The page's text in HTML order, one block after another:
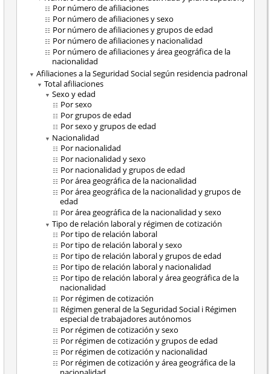
Por número de afiliaciones
Por número de afiliaciones y sexo
Por número de afiliaciones y grupos de edad
Por número de afiliaciones y nacionalidad
Por número de afiliaciones y área geográfica de la
nacionalidad
Afiliaciones a la Seguridad Social según residencia padronal
Total afiliaciones
Sexo y edad
Por sexo
Por grupos de edad
Por sexo y grupos de edad
Nacionalidad
Por nacionalidad
Por nacionalidad y sexo
Por nacionalidad y grupos de edad
Por área geográfica de la nacionalidad
Por área geográfica de la nacionalidad y grupos de
edad
Por área geográfica de la nacionalidad y sexo
Tipo de relación laboral y régimen de cotización
Por tipo de relación laboral
Por tipo de relación laboral y sexo
Por tipo de relación laboral y grupos de edad
Por tipo de relación laboral y nacionalidad
Por tipo de relación laboral y área geográfica de la
nacionalidad
Por régimen de cotización
Régimen general de la Seguridad Social i Régimen
especial de trabajadores autónomos
Por régimen de cotización y sexo
Por régimen de cotización y grupos de edad
Por régimen de cotización y nacionalidad
Por régimen de cotización y área geográfica de la